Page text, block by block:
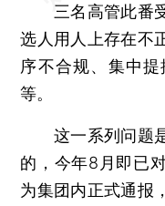
三名高管此番受
选人用人上存在不
序不合规、集中
等。
这一系列问题是
的，今年8月即已
为集团内正式通报